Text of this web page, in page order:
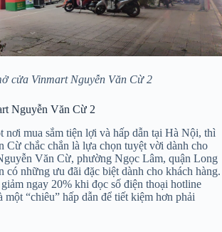
cửa Vinmart Nguyễn Văn Cừ 2
Nguyễn Văn Cừ 2
nơi mua sắm tiện lợi và hấp dẫn tại Hà Nội, thì
Cừ chắc chắn là lựa chọn tuyệt vời dành cho
Văn Cừ, phường Ngọc Lâm, quận Long
có những ưu đãi đặc biệt dành cho khách hàng.
ngay 20% khi đọc số điện thoại hotline
“chiêu” hấp dẫn để tiết kiệm hơn phải